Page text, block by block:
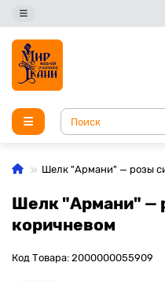
Шелк "Армани" — розы
Шелк "Армани" —
коричневом
Код Товара: 2000000055909